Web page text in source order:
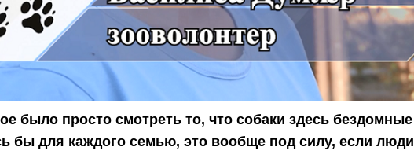
было просто смотреть то, что собаки здесь бездомные
бы для каждого семью, это вообще под силу, если люди